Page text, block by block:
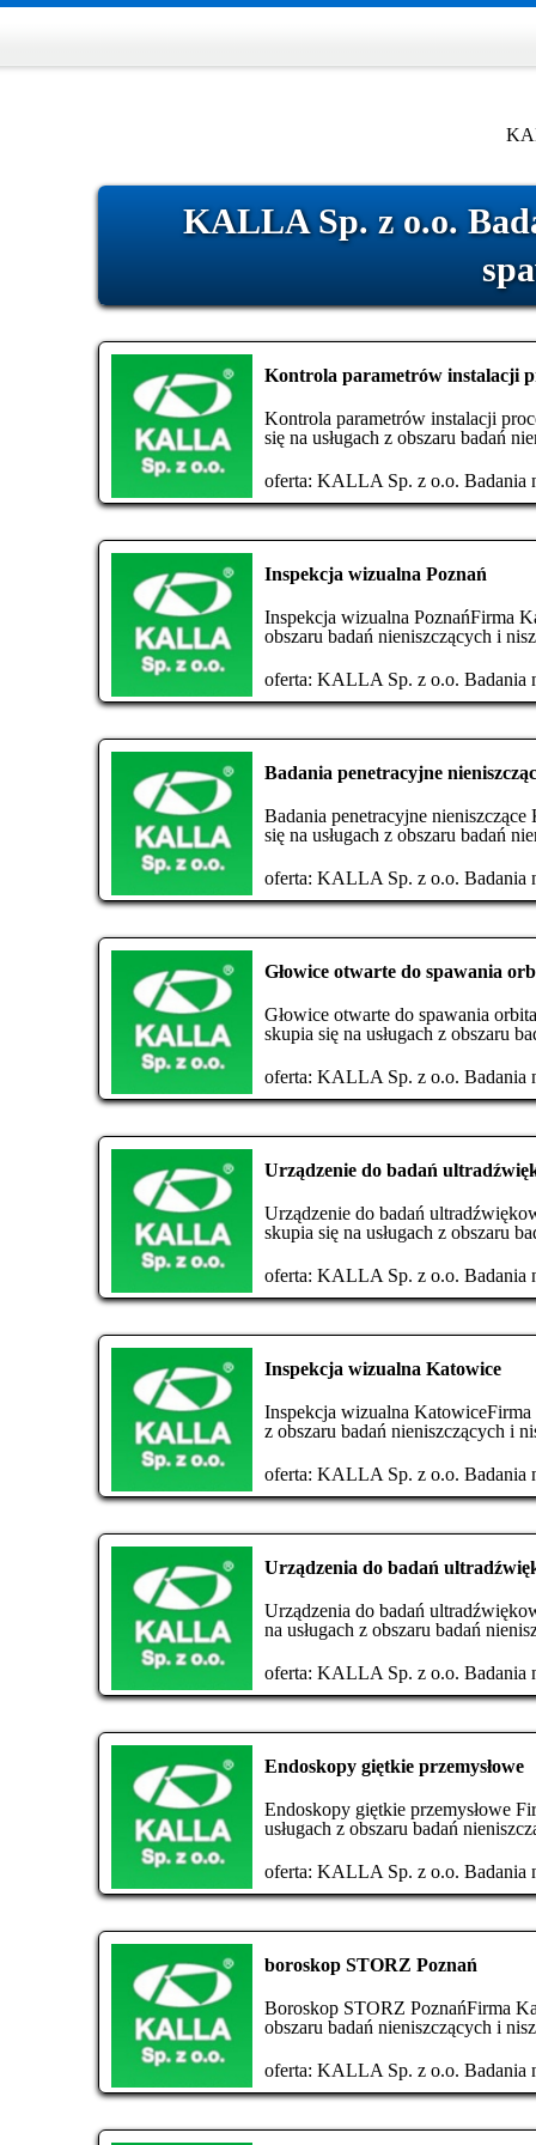
KALLA Sp. z o.o.
Kontrola parametrów instalacji
Kontrola parametrów instalacji
się na usługach z obszaru badań
oferta:KALLA Sp. z o.o. Badania
Inspekcja wizualna Poznań
Inspekcja wizualna PoznańFirma
obszaru badań nieniszczących i
oferta:KALLA Sp. z o.o. Badania
Badania penetracyjne
Badania penetracyjne
się na usługach z obszaru badań
oferta:KALLA Sp. z o.o. Badania
Głowice otwarte do spawania
Głowice otwarte do spawania
skupia się na usługach z obszaru
oferta:KALLA Sp. z o.o. Badania
Urządzenie do badań
Urządzenie do badań
skupia się na usługach z obszaru
oferta:KALLA Sp. z o.o. Badania
Inspekcja wizualna Katowice
Inspekcja wizualna KatowiceFirma
z obszaru badań nieniszczących i
oferta:KALLA Sp. z o.o. Badania
Urządzenia do badań
Urządzenia do badań
na usługach z obszaru badań
oferta:KALLA Sp. z o.o. Badania
Endoskopy giętkie przemysłowe
Endoskopy giętkie przemysłowe
usługach z obszaru badań
oferta:KALLA Sp. z o.o. Badania
boroskop STORZ Poznań
Boroskop STORZ PoznańFirma
obszaru badań nieniszczących i
oferta:KALLA Sp. z o.o. Badania